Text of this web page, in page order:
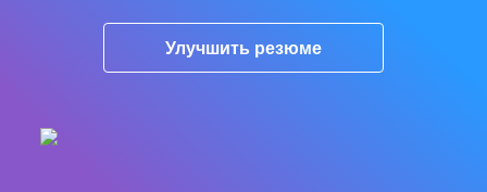
Улучшить резюме